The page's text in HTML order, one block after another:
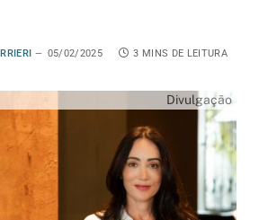
05/02/2025 3 MINS DE LEITURA
Divulgação